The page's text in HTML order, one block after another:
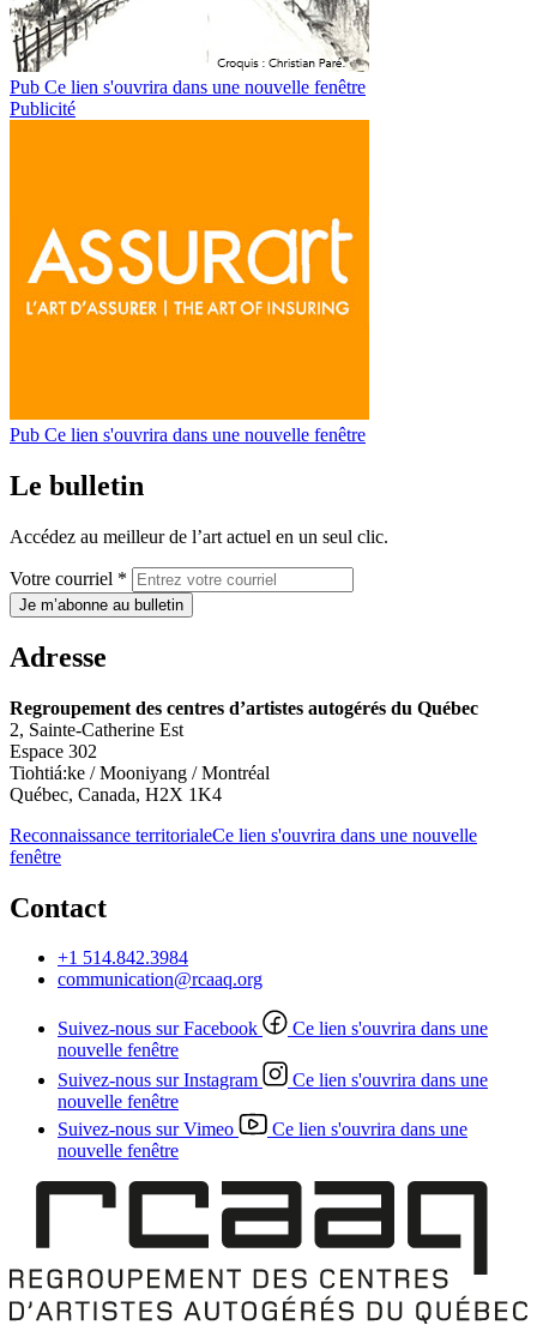
Pub Ce lien s'ouvrira dans une nouvelle fenêtre
Publicité
Pub Ce lien s'ouvrira dans une nouvelle fenêtre
Le bulletin
Accédez au meilleur de l’art actuel en un seul clic.
Votre courriel *
Je m’abonne au bulletin
Adresse
Regroupement des centres d’artistes autogérés du Québec
2, Sainte-Catherine Est
Espace 302
Tiohtiá:ke / Mooniyang / Montréal
Québec, Canada, H2X 1K4
Reconnaissance territorialeCe lien s'ouvrira dans une nouvelle
fenêtre
Contact
+1 514.842.3984
communication@rcaaq.org
Suivez-nous sur Facebook
Ce lien s'ouvrira dans une
nouvelle fenêtre
Suivez-nous sur Instagram
Ce lien s'ouvrira dans une
nouvelle fenêtre
Suivez-nous sur Vimeo
Ce lien s'ouvrira dans une
nouvelle fenêtre